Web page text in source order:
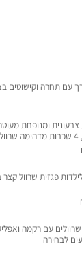
עם תחרה וקישוטים
ומנופחת
פגזית שרוול קצר
עם רקמה